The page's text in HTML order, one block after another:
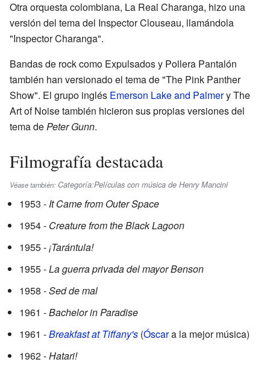
Otra orquesta colombiana, La Real Charanga, hizo una
versión del tema del Inspector Clouseau, llamándola
"Inspector Charanga".
Bandas de rock como Expulsados y Pollera Pantalón
también han versionado el tema de "The Pink Panther
Show". El grupo inglés Emerson Lake and Palmery The
Art of Noise también hicieron sus propias versiones del
tema dePeter Gunn.
Filmografía destacada
Véase también: Categoría:Películas con música de Henry Mancini
1953 - It Came from Outer Space
1954 - Creature from the Black Lagoon
1955 -¡Tarántula!
1955 -La guerra privada del mayor Benson
1958 -Sed de mal
1961 -Bachelor in Paradise
1961 -Breakfast at Tiffany's (Óscara la mejor música)
1962 -Hatari!